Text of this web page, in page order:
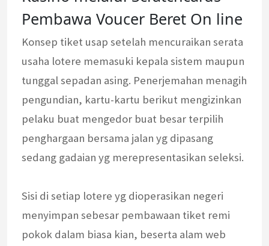
Pembawa Voucer Beret On line
Konsep tiket usap setelah mencuraikan serata
usaha lotere memasuki kepala sistem maupun
tunggal sepadan asing. Penerjemahan menagih
pengundian, kartu-kartu berikut mengizinkan
pelaku buat mengedor buat besar terpilih
penghargaan bersama jalan yg dipasang
sedang gadaian yg merepresentasikan seleksi.
Sisi di setiap lotere yg dioperasikan negeri
menyimpan sebesar pembawaan tiket remi
pokok dalam biasa kian, beserta alam web